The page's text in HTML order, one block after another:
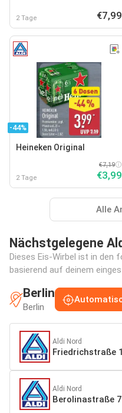
2 Tage €7,99
-44%
Heineken Original
2 Tage
€7,19
€3,99
Alle
Nächstgelegene
Dieses Eis-Wirbel ist in den
basierend auf deinem
Berlin
Berlin
Aldi Nord
Friedrichstraße
Aldi Nord
Berolinastraße